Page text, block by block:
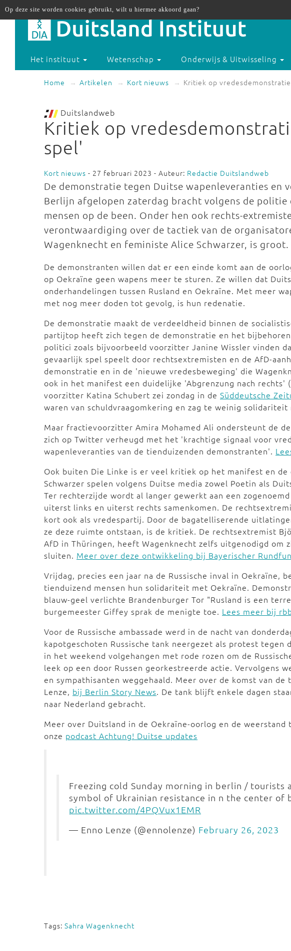
Het instituut Wetenschap Onderwijs & Uitwisseling
Home Artikelen Kort nieuws Kritiek op
Duitslandweb
Kritiek op
spel'
Kort nieuws - 27 februari 2023 - Auteur: Redactie Duitslandweb
De demonstratie tegen Duitse wapenleveranties en
Berlijn afgelopen zaterdag bracht volgens de
mensen op de been. Onder hen ook rechts-
verontwaardiging over de tactiek van de
Wagenknecht en feministe Alice Schwarzer, is groot.
De demonstranten willen dat er een einde komt aan de
op Oekraïne geen wapens meer te sturen. Ze willen dat
onderhandelingen tussen Rusland en Oekraïne. Met meer
met nog meer doden tot gevolg, is hun redenatie.
De demonstratie maakt de verdeeldheid binnen de
partijtop heeft zich tegen de demonstratie en het
politici zoals bijvoorbeeld voorzitter Janine Wissler vinden
gevaarlijk spel speelt door rechtsextremisten en de AfD-
demonstratie en in de 'nieuwe vredesbeweging' die
ook in het manifest een duidelijke 'Abgrenzung nach rechts'
voorzitter Katina Schubert zei zondag in de Süddeutsche
waren van schuldvraagomkering en zag te weinig solidariteit
Maar fractievoorzitter Amira Mohamed Ali ondersteunt de
zich op Twitter verheugd met het 'krachtige signaal voor
wapenleveranties van de tienduizenden demonstranten'.
Ook buiten Die Linke is er veel kritiek op het manifest en de
Schwarzer spelen volgens Duitse media zowel Poetin als
Ter rechterzijde wordt al langer gewerkt aan een zogenoemd
uiterst links en uiterst rechts samenkomen. De
kort ook als vredespartij. Door de bagatelliserende
ze deze ruimte ontstaan, is de kritiek. De rechtsextremist
AfD in Thüringen, heeft Wagenknecht zelfs uitgenodigd om
sluiten. Meer over deze ontwikkeling bij Bayerischer
Vrijdag, precies een jaar na de Russische inval in Oekraïne,
tienduizend mensen hun solidariteit met Oekraïne.
blauw-geel verlichte Brandenburger Tor "Rusland is een
burgemeester Giffey sprak de menigte toe. Lees meer bij
Voor de Russische ambassade werd in de nacht van
kapotgeschoten Russische tank neergezet als protest tegen
in het weekend volgehangen met rode rozen om de
leek op een door Russen georkestreerde actie. Vervolgens
en sympathisanten weggehaald. Meer over de komst van
Lenze, bij Berlin Story News. De tank blijft enkele dagen
naar Nederland gebracht.
Meer over Duitsland in de Oekraïne-oorlog en de weerstand
onze podcast Achtung! Duitse updates
Freezing cold Sunday morning in berlin / tourists
symbol of Ukrainian resistance in n the center of
pic.twitter.com/4PQVux1EMR
— Enno Lenze (@ennolenze) February 26, 2023
Tags: Sahra Wagenknecht
Op deze site worden cookies gebruikt, wilt u hiermee akkoord gaan?